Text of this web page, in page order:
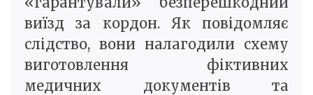
виїзд за кордон. Як повідомляє
слідство, вони налагодили схему
виготовлення фіктивних
медичних документів та